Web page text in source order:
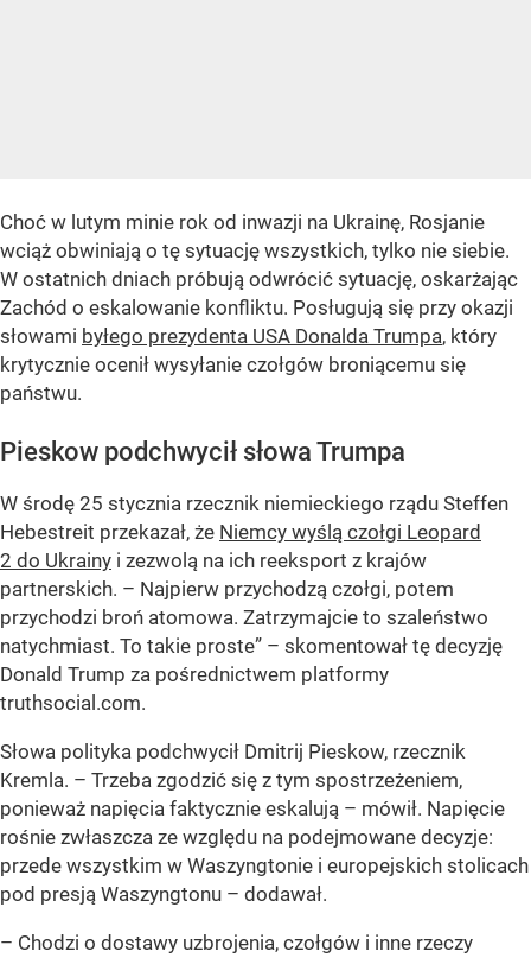
Choć w lutym minie rok od inwazji na Ukrainę, Rosjanie
wciąż obwiniają o tę sytuację wszystkich, tylko nie siebie.
W ostatnich dniach próbują odwrócić sytuację, oskarżając
Zachód o eskalowanie konfliktu. Posługują się przy okazji
słowami byłego prezydenta USA Donalda Trumpa, który
krytycznie ocenił wysyłanie czołgów broniącemu się
państwu.
Pieskow podchwycił słowa Trumpa
W środę 25 stycznia rzecznik niemieckiego rządu Steffen
Hebestreit przekazał, że Niemcy wyślą czołgi Leopard
2 do Ukrainy i zezwolą na ich reeksport z krajów
partnerskich. – Najpierw przychodzą czołgi, potem
przychodzi broń atomowa. Zatrzymajcie to szaleństwo
natychmiast. To takie proste” – skomentował tę decyzję
Donald Trump za pośrednictwem platformy
truthsocial.com.
Słowa polityka podchwycił Dmitrij Pieskow, rzecznik
Kremla. – Trzeba zgodzić się z tym spostrzeżeniem,
ponieważ napięcia faktycznie eskalują – mówił. Napięcie
rośnie zwłaszcza ze względu na podejmowane decyzje:
przede wszystkim w Waszyngtonie i europejskich stolicach
pod presją Waszyngtonu – dodawał.
– Chodzi o dostawy uzbrojenia, czołgów i inne rzeczy